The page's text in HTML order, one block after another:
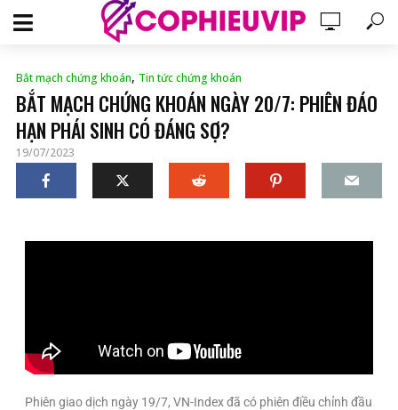
Bắt mạch chứng khoán, Tin tức chứng khoán
BẮT MẠCH CHỨNG KHOÁN NGÀY 20/7: PHIÊN ĐÁO
HẠN PHÁI SINH CÓ ĐÁNG SỢ?
19/07/2023
Phiên giao dịch ngày 19/7, VN-Index đã có phiên điều chỉnh đầu